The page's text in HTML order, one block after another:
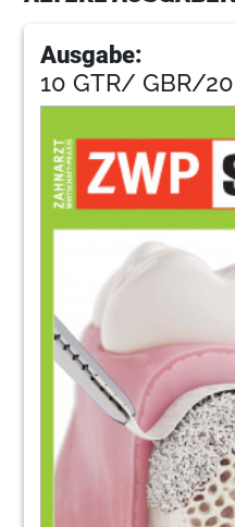
Ausgabe:
10 GTR/ GBR/